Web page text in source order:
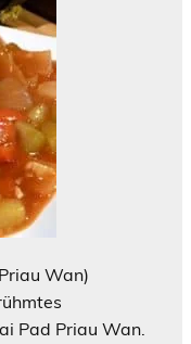
Wan)
Pad Priau Wan.